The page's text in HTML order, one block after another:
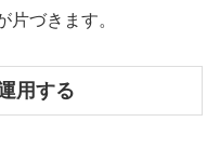
片づきます。
用する